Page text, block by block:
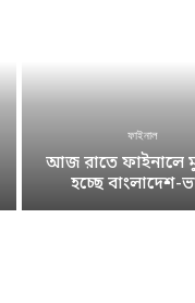
ফাইনাল
আজ রাতে ফাইনালে
হচ্ছে বাংলাদেশ-